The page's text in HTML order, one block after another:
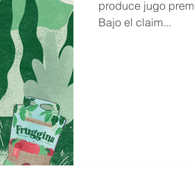
produce jugo
Bajo el claim...